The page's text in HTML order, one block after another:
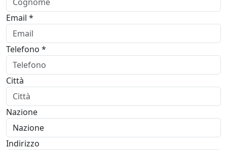
Email *
Telefono *
Città
Nazione
Indirizzo